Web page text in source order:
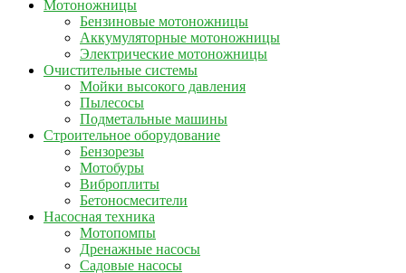
Мотоножницы
Бензиновые мотоножницы
Аккумуляторные мотоножницы
Электрические мотоножницы
Очистительные системы
Мойки высокого давления
Пылесосы
Подметальные машины
Строительное оборудование
Бензорезы
Мотобуры
Виброплиты
Бетоносмесители
Насосная техника
Мотопомпы
Дренажные насосы
Садовые насосы